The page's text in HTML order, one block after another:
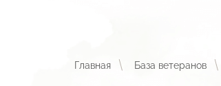
Главная База ветеранов